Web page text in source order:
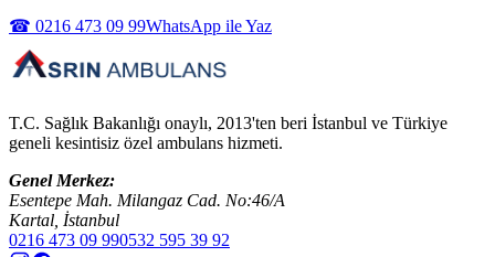
☎ 0216 473 09 99WhatsApp ile Yaz
T.C. Sağlık Bakanlığı onaylı, 2013'ten beri İstanbul ve Türkiye
geneli kesintisiz özel ambulans hizmeti.
Genel Merkez:
Esentepe Mah. Milangaz Cad. No:46/A
Kartal, İstanbul
0216 473 09 990532 595 39 92